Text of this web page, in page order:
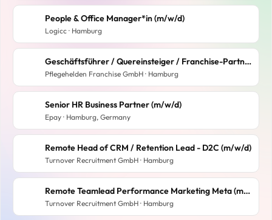
People & Office Manager*in (m/w/d)
Logicc · Hamburg
Geschäftsführer / Quereinsteiger / Franchise-Partner / Franchise-Nehmer / Selbstständiger / Unternehmer für den Standort Hamburg
Pflegehelden Franchise GmbH · Hamburg
Senior HR Business Partner (m/w/d)
Epay · Hamburg, Germany
Remote Head of CRM / Retention Lead - D2C (m/w/d)
Turnover Recruitment GmbH · Hamburg
Remote Teamlead Performance Marketing Meta (m/w/d)
Turnover Recruitment GmbH · Hamburg